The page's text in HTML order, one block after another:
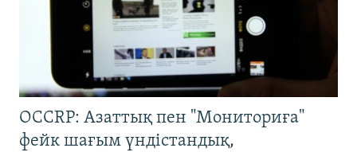
OCCRP: Азаттық пен "Мониториға"
фейк шағым үндістандық,